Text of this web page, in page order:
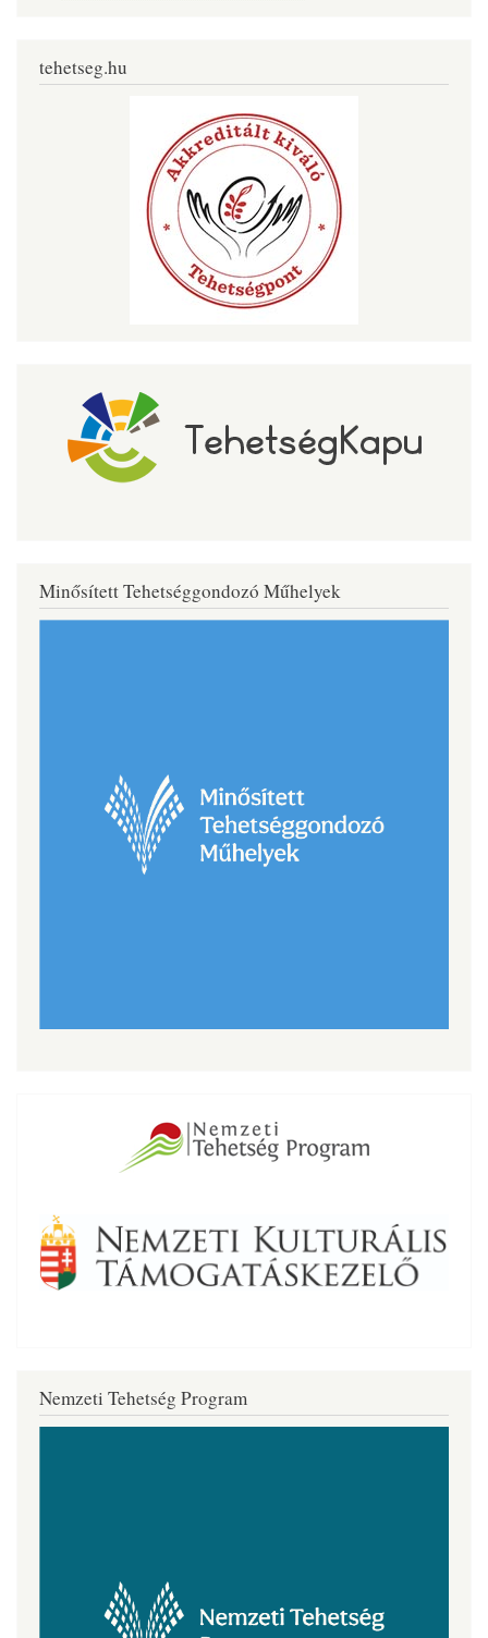
tehetseg.hu
Minősített Tehetséggondozó Műhelyek
Nemzeti Tehetség Program